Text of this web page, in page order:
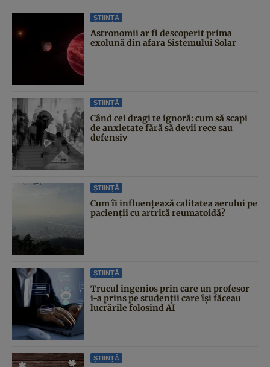
ȘTIINȚĂ
Astronomii ar fi descoperit prima
exolună din afara Sistemului Solar
ȘTIINȚĂ
Când cei dragi te ignoră: cum să scapi
de anxietate fără să devii rece sau
defensiv
ȘTIINȚĂ
Cum îi influențează calitatea aerului pe
pacienții cu artrită reumatoidă?
ȘTIINȚĂ
Trucul ingenios prin care un profesor
i-a prins pe studenții care își făceau
lucrările folosind AI
ȘTIINȚĂ